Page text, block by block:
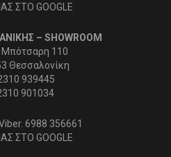
ΣΤΟ GOOGLE
– SHOWROOM
110
Θεσσαλονίκη
939445
901034
6988 356661
ΣΤΟ GOOGLE